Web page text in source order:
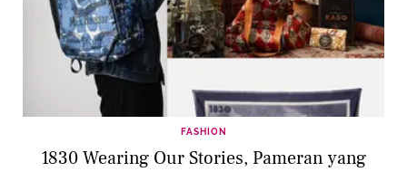
FASHION
1830 Wearing Our Stories, Pameran yang